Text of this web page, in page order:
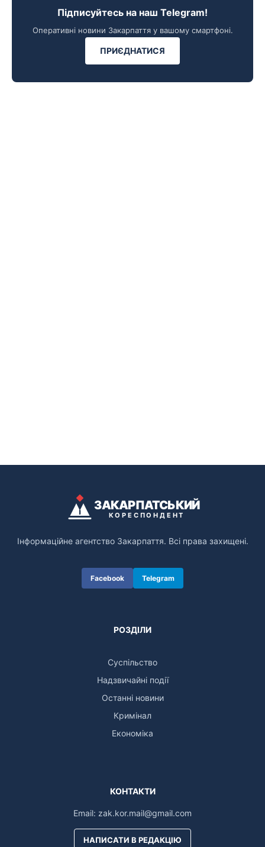
Підписуйтесь на наш Telegram!
Оперативні новини Закарпаття у вашому смартфоні.
ПРИЄДНАТИСЯ
ЗАКАРПАТСЬКИЙ
КОРЕСПОНДЕНТ
Інформаційне агентство Закарпаття. Всі права захищені.
Facebook Telegram
РОЗДІЛИ
Суспільство
Надзвичайні події
Останні новини
Кримінал
Економіка
КОНТАКТИ
Email: zak.kor.mail@gmail.com
НАПИСАТИ В РЕДАКЦІЮ